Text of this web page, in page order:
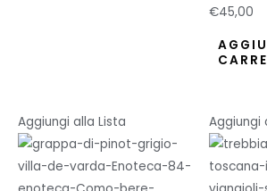
€45,00
Aggiungi alla Lista Aggiungi